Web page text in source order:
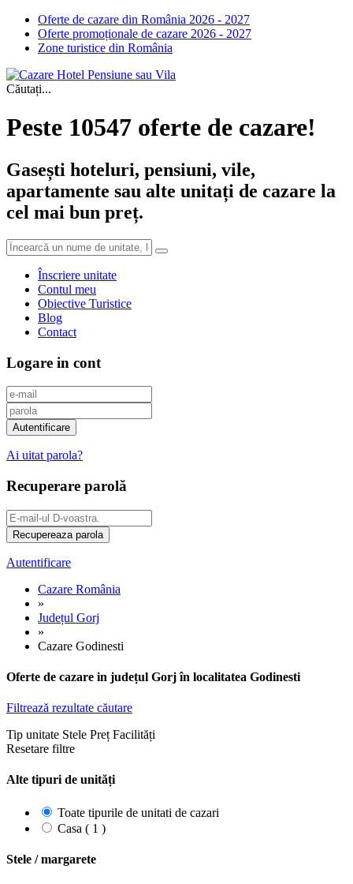
Oferte de cazare din România 2026 - 2027
Oferte promoționale de cazare 2026 - 2027
Zone turistice din România
Căutați...
Peste 10547 oferte de cazare!
Gasești hoteluri, pensiuni, vile,
apartamente sau alte unitați de cazare la
cel mai bun preț.
Înscriere unitate
Contul meu
Obiective Turistice
Blog
Contact
Logare in cont
Ai uitat parola?
Recuperare parolă
Autentificare
Cazare România
»
Județul Gorj
»
Cazare Godinesti
Oferte de cazare in județul Gorj în localitatea Godinesti
Filtrează rezultate căutare
Tip unitate Stele Preț Facilități
Resetare filtre
Alte tipuri de unități
Toate tipurile de unitati de cazari
Casa ( 1 )
Stele / margarete